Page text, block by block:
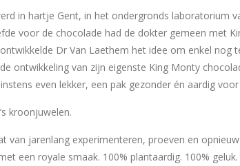
in hartje Gent, in het ondergronds laboratorium
voor de chocolade had de dokter gemeen met
Dr Van Laethem het idee om enkel nog
ontwikkeling van zijn eigenste King Monty
even lekker, een pak gezonder én aardig
kroonjuwelen.
van jarenlang experimenteren, proeven en
een royale smaak. 100% plantaardig. 100%